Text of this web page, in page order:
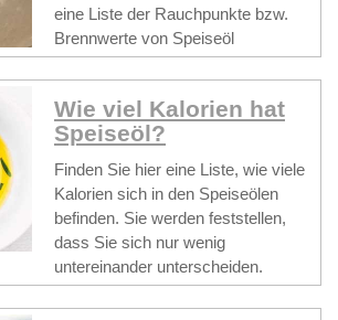
eine Liste der Rauchpunkte bzw.
Brennwerte von Speiseöl
Wie viel Kalorien hat
Speiseöl?
Finden Sie hier eine Liste, wie viele
Kalorien sich in den Speiseölen
befinden. Sie werden feststellen,
dass Sie sich nur wenig
untereinander unterscheiden.